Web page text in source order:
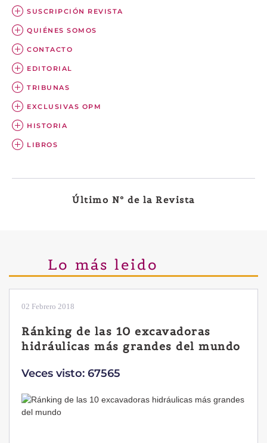
SUSCRIPCIÓN REVISTA
QUIÉNES SOMOS
CONTACTO
EDITORIAL
TRIBUNAS
EXCLUSIVAS OPM
HISTORIA
LIBROS
Último Nº de la Revista
Lo más leido
28 Enero 2019
Las ventajas de la excavadora
Yanmar B7 Sigma-6
Veces visto: 32224